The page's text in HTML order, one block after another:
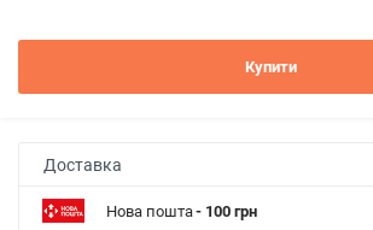
Купити
Доставка
Нова пошта- 100 грн